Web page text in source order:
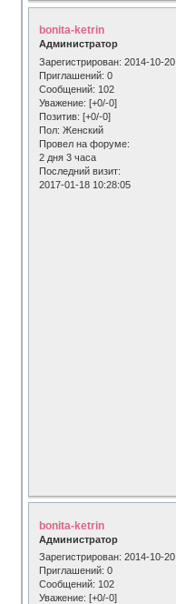
bonita-ketrin
Администратор
Зарегистрирован: 2014-10-20
Приглашений: 0
Сообщений: 102
Уважение: [+0/-0]
Позитив: [+0/-0]
Пол: Женский
Провел на форуме:
2 дня 3 часа
Последний визит:
2017-01-18 10:28:05
bonita-ketrin
Администратор
Зарегистрирован: 2014-10-20
Приглашений: 0
Сообщений: 102
Уважение: [+0/-0]